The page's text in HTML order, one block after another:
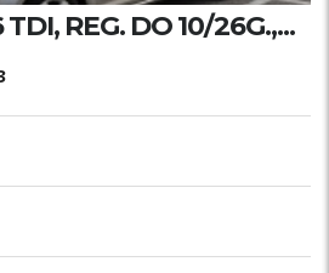
REG. DO 10/26G.,...